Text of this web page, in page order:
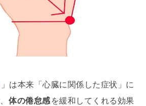
」は本来「心臓に関係した症状」に
体の倦怠感 を緩和してくれる効果